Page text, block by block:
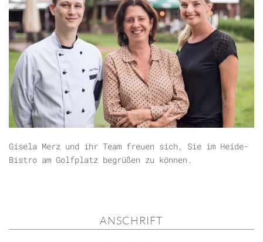
Gisela Merz und ihr Team freuen sich, Sie im Heide-
Bistro am Golfplatz begrüßen zu können.
ANSCHRIFT